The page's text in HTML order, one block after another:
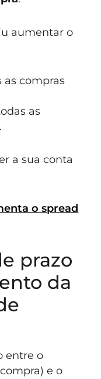
aumentar o
as compras
as
a sua conta
o spread
prazo
da
entre o
e o